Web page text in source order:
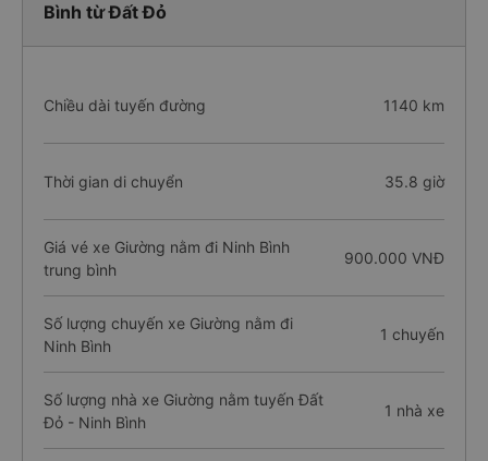
Bình từ Đất Đỏ
Chiều dài tuyến đường 1140 km
Thời gian di chuyển 35.8 giờ
Giá vé xe Giường nằm đi Ninh Bình
trung bình
900.000 VNĐ
Số lượng chuyến xe Giường nằm đi
Ninh Bình
1 chuyến
Số lượng nhà xe Giường nằm tuyến Đất
Đỏ - Ninh Bình
1 nhà xe